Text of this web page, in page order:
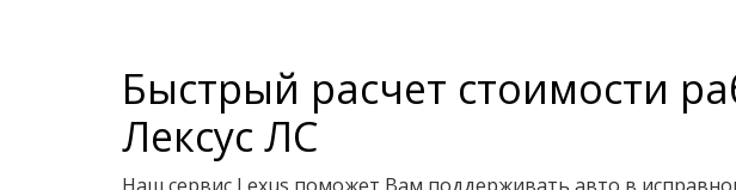
Быстрый расчет стоимости
Лексус ЛС